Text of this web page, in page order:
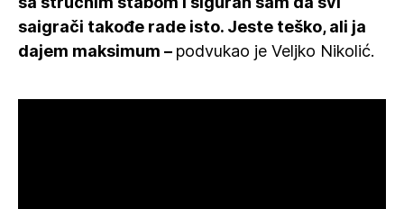
saigrači takođe rade isto. Jeste teško, ali ja
dajem maksimum – podvukao je Veljko Nikolić.